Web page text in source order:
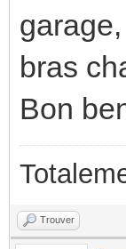
bras
Bon
Trouver